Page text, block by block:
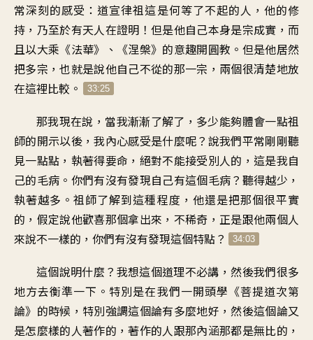
常深刻的感受：道宣律祖這是何等了不起的人，他的修
持，乃至於有天人在證明！但是他自己本身是宗成實，而
且以大乘《法華》、《涅槃》的意趣開圓教。但是他居然
把多宗，也就是說他自己不從的那一宗，兩個很清楚地放
在這裡比較。
33:25
那我現在說，當我漸漸了解了，多少能夠體會一點祖
師的開示以後，我內心感受是什麼呢？說我們平常剛剛聽
見一點點，執著得要命，絕對不能接受別人的，這是我自
己的毛病。你們有沒有發現自己有這個毛病？聽得越少，
執著越多。祖師了解到這種程度，他還是把那個很平實
的，假定說他歡喜那個拿出來，不稀奇，正是跟他兩個人
來說不一樣的，你們有沒有發現這個特點？
34:03
這個說明什麼？我想這個道理不必講，然後我們很多
地方去衡準一下。特別是在我們一開頭學《菩提道次第
論》的時候，特別強調這個論有多麼地好，然後這個論又
是怎麼樣的人著作的，著作的人跟那內涵那都是無比的，